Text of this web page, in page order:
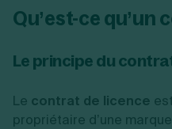
comptable LS Compta
Ouverture compte pro
Création d'entreprise
Qu’est-ce qu’un
Le principe du
Le contrat de licence
propriétaire d’une